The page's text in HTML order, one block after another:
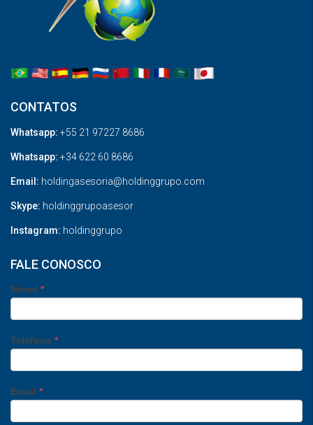
CONTATOS
Whatsapp: +55 21 97227 8686
Whatsapp: +34 622 60 8686
Email: holdingasesoria@holdinggrupo.com
Skype: holdinggrupoasesor
Instagram: holdinggrupo
FALE CONOSCO
Nome *
Telefone *
Email *